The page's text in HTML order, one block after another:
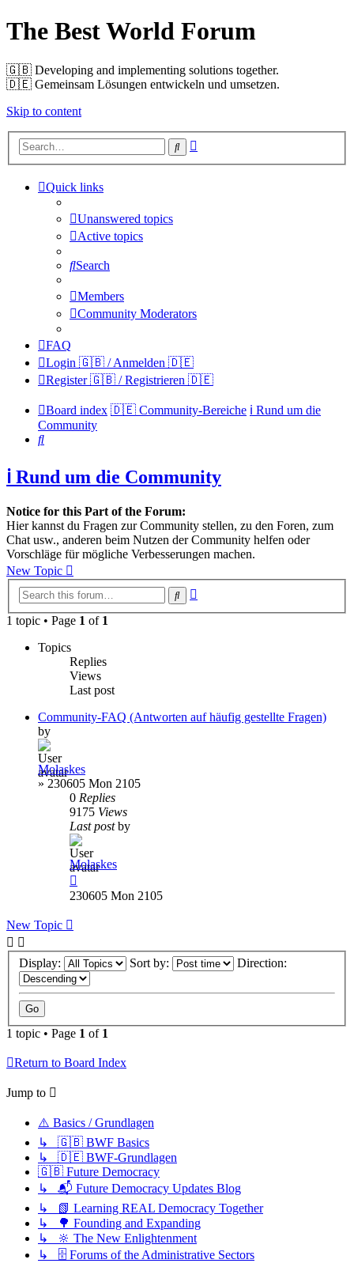
The Best World Forum
🇬🇧️ Developing and implementing solutions together.
🇩🇪️ Gemeinsam Lösungen entwickeln und umsetzen.
Skip to content
Search
Quick links
Unanswered topics
Active topics
Search
Members
Community Moderators
FAQ
Login 🇬🇧 / Anmelden 🇩🇪
Register 🇬🇧 / Registrieren 🇩🇪
Board index 🇩🇪 Community-Bereiche ℹ️ Rund um die
Community
Search
ℹ️ Rund um die Community
Notice for this Part of the Forum:
Hier kannst du Fragen zur Community stellen, zu den Foren, zum
Chat usw., anderen beim Nutzen der Community helfen oder
Vorschläge für mögliche Verbesserungen machen.
New Topic
Search
1 topic • Page 1 of 1
Topics
Replies
Views
Last post
Community-FAQ (Antworten auf häufig gestellte Fragen)
by
Molaskes
» 230605 Mon 2105
0 Replies
9175 Views
Last postby
Molaskes
230605 Mon 2105
New Topic
Display: Sort by: Direction:
1 topic • Page 1 of 1
Return to Board Index
Jump to
⚠️ Basics / Grundlagen
↳ 🇬🇧 BWF Basics
↳ 🇩🇪 BWF-Grundlagen
🇬🇧 Future Democracy
↳ 📬 Future Democracy Updates Blog
↳ 📗 Learning REAL Democracy Together
↳ 🌳 Founding and Expanding
↳ 🔆 The New Enlightenment
↳ 🗄️ Forums of the Administrative Sectors